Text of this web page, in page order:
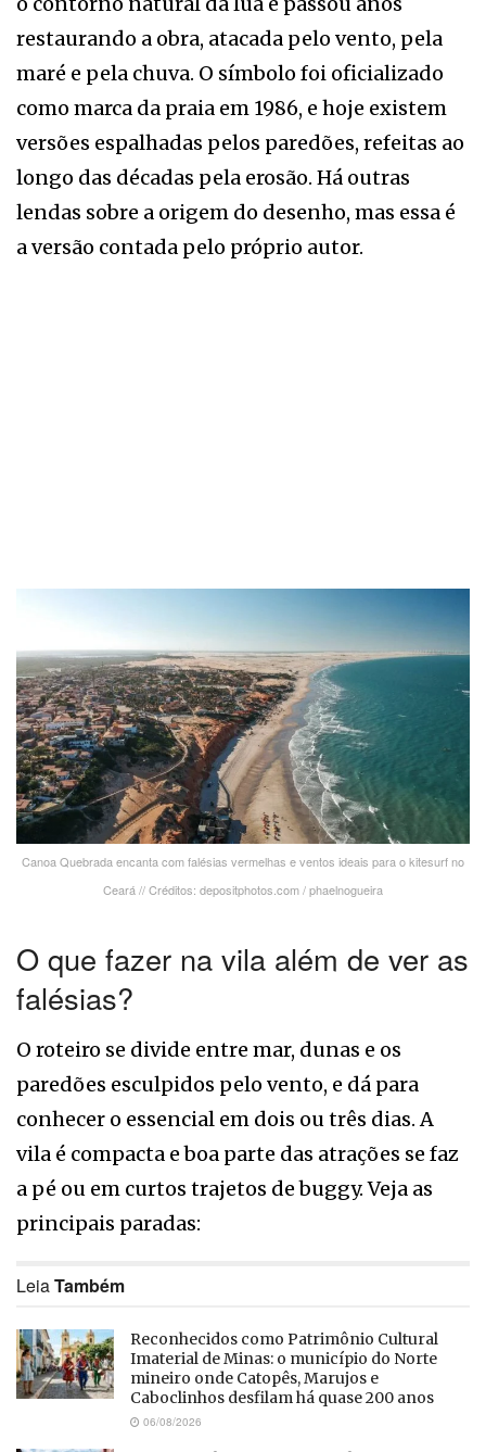
restaurando a obra, atacada pelo vento, pela
maré e pela chuva. O símbolo foi oficializado
como marca da praia em 1986, e hoje existem
versões espalhadas pelos paredões, refeitas ao
longo das décadas pela erosão. Há outras
lendas sobre a origem do desenho, mas essa é
a versão contada pelo próprio autor.
Canoa Quebrada encanta com falésias vermelhas e ventos ideais para o kitesurf no
Ceará // Créditos: depositphotos.com / phaelnogueira
O que fazer na vila além de ver as
falésias?
O roteiro se divide entre mar, dunas e os
paredões esculpidos pelo vento, e dá para
conhecer o essencial em dois ou três dias. A
vila é compacta e boa parte das atrações se faz
a pé ou em curtos trajetos de buggy. Veja as
principais paradas:
LeiaTambém
Reconhecidos como Patrimônio Cultural
Imaterial de Minas: o município do Norte
mineiro onde Catopês, Marujos e
Caboclinhos desfilam há quase 200 anos
06/08/2026